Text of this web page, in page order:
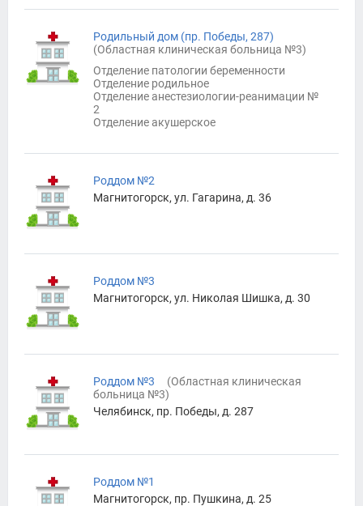
Родильный дом (пр. Победы, 287)
(Областная клиническая больница №3)
Отделение патологии беременности
Отделение родильное
Отделение анестезиологии-реанимации №
2
Отделение акушерское
Роддом №2
Магнитогорск, ул. Гагарина, д. 36
Роддом №3
Магнитогорск, ул. Николая Шишка, д. 30
Роддом №3 (Областная клиническая
больница №3)
Челябинск, пр. Победы, д. 287
Роддом №1
Магнитогорск, пр. Пушкина, д. 25